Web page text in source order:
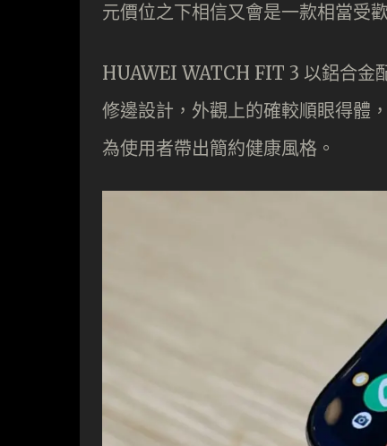
元價位之下相信又會是一款相當受
HUAWEI WATCH FIT 3 以鋁合金
修邊設計，外觀上的確較順眼得體
為使用者帶出簡約健康風格。